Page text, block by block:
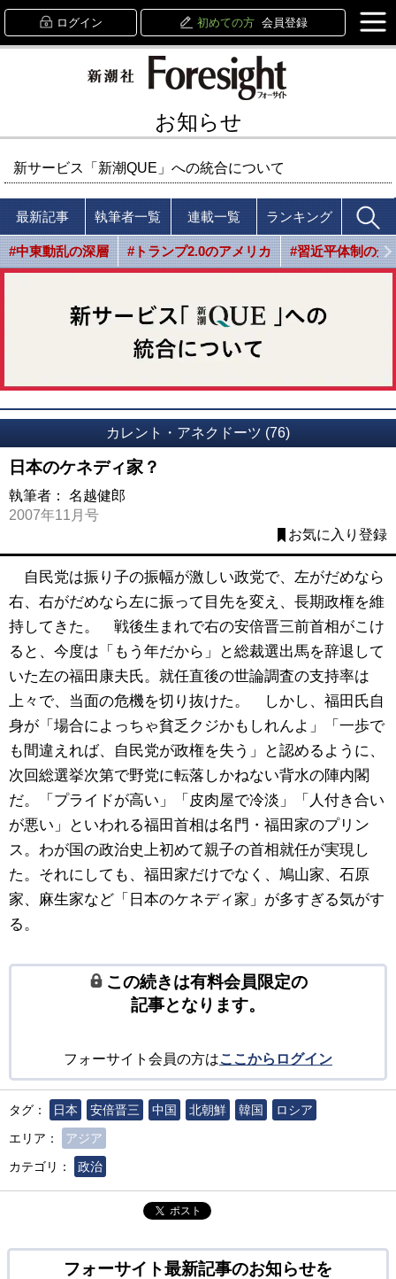
ログイン 初めての方 会員登録
お知らせ
新サービス「新潮QUE」への統合について
最新記事 執筆者一覧 連載一覧 ランキング
#中東動乱の深層 #トランプ2.0のアメリカ #習近平体制の光
カレント・アネクドーツ (76)
日本のケネディ家？
執筆者： 名越健郎
2007年11月号
お気に入り登録
自民党は振り子の振幅が激しい政党で、左がだめなら
右、右がだめなら左に振って目先を変え、長期政権を維
持してきた。 戦後生まれで右の安倍晋三前首相がこけ
ると、今度は「もう年だから」と総裁選出馬を辞退して
いた左の福田康夫氏。就任直後の世論調査の支持率は
上々で、当面の危機を切り抜けた。 しかし、福田氏自
身が「場合によっちゃ貧乏クジかもしれんよ」「一歩で
も間違えれば、自民党が政権を失う」と認めるように、
次回総選挙次第で野党に転落しかねない背水の陣内閣
だ。「プライドが高い」「皮肉屋で冷淡」「人付き合い
が悪い」といわれる福田首相は名門・福田家のプリン
ス。わが国の政治史上初めて親子の首相就任が実現し
た。それにしても、福田家だけでなく、鳩山家、石原
家、麻生家など「日本のケネディ家」が多すぎる気がす
る。
この続きは有料会員限定の
記事となります。
フォーサイト会員の方はここからログイン
タグ： 日本 安倍晋三 中国 北朝鮮 韓国
ロシア
エリア：
アジア
カテゴリ：
政治
ポスト
フォーサイト最新記事のお知らせを